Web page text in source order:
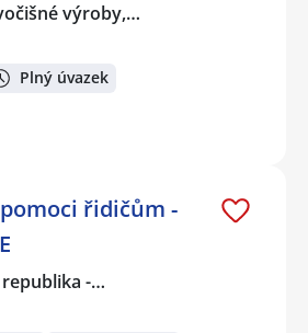
výroby,…
Plný úvazek
řidičům -
republika -…